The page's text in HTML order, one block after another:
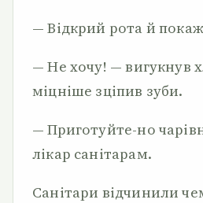
— Відкрий рота й
— Не хочу! — вигукнув
міцніше зціпив зуби.
— Приготуйте-но
лікар санітарам.
Санітари відчинили